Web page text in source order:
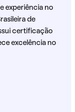
experiência no
de
certificação
excelência no